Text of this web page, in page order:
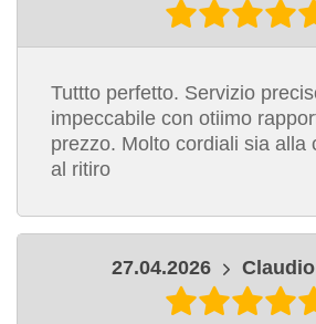
Tuttto perfetto. Servizio
impeccabile con otiimo
prezzo. Molto cordiali sia alla
al ritiro
27.04.2026